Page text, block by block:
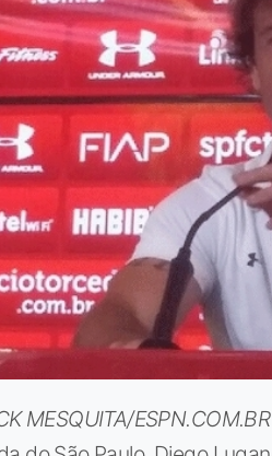
MESQUITA/ESPN.COM.BR